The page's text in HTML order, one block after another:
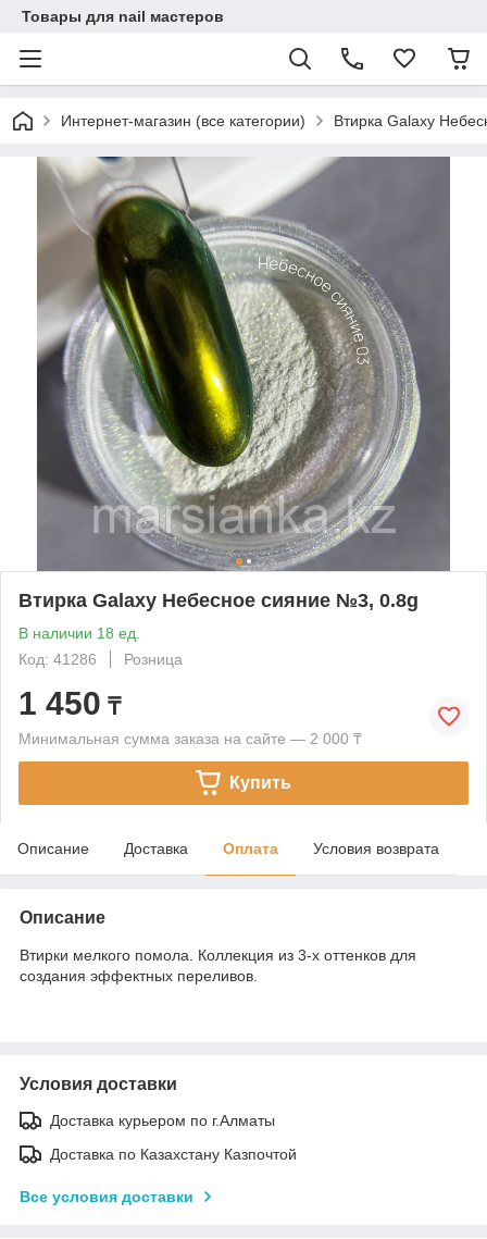
Товары для nail мастеров
Интернет-магазин (все категории) Втирка Galaxy
Втирка Galaxy Небесное сияние №3, 0.8g
В наличии 18 ед.
Код: 41286
Розница
1 450 ₸
Минимальная сумма заказа на сайте — 2 000 ₸
Купить
Описание Доставка Оплата Условия возврата
Описание
Втирки мелкого помола. Коллекция из 3-х оттенков для
создания эффектных переливов.
Условия доставки
Доставка курьером по г.Алматы
Доставка по Казахстану Казпочтой
Все условия доставки